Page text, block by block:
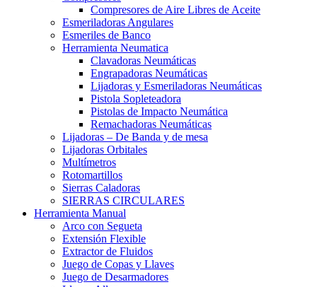
Compresores de Aire Libres de Aceite
Esmeriladoras Angulares
Esmeriles de Banco
Herramienta Neumatica
Clavadoras Neumáticas
Engrapadoras Neumáticas
Lijadoras y Esmeriladoras Neumáticas
Pistola Sopleteadora
Pistolas de Impacto Neumática
Remachadoras Neumáticas
Lijadoras – De Banda y de mesa
Lijadoras Orbitales
Multímetros
Rotomartillos
Sierras Caladoras
SIERRAS CIRCULARES
Herramienta Manual
Arco con Segueta
Extensión Flexible
Extractor de Fluidos
Juego de Copas y Llaves
Juego de Desarmadores